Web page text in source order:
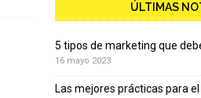
ÚLTIMAS
5 tipos de marketing que
16 mayo 2023
Las mejores prácticas para